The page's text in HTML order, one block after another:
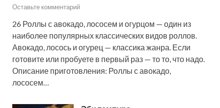
Оставьте комментарий
26 Роллы с авокадо, лососем и огурцом — один из
наиболее популярных классических видов роллов.
Авокадо, лосось и огурец — классика жанра. Если
готовите или пробуете в первый раз — то то, что надо.
Описание приготовления: Роллы с авокадо,
лососем…